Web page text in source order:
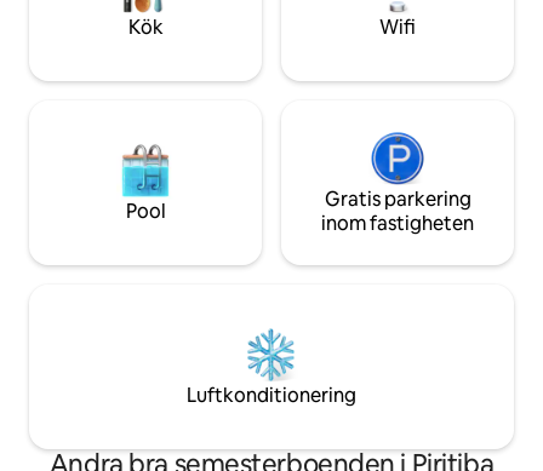
Kök Wifi
Pool
Gratis parkering
inom fastigheten
Luftkonditionering